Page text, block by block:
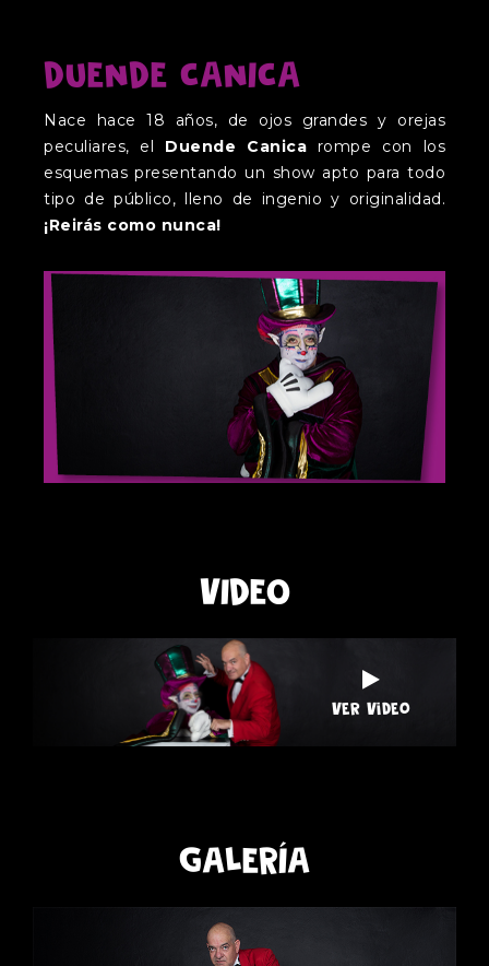
DUENDE CANICA
Nace hace 18 años, de ojos grandes y orejas
peculiares, el Duende Canica rompe con los
esquemas presentando un show apto para todo
tipo de público, lleno de ingenio y originalidad.
¡Reirás como nunca!
VIDEO
Ver Video
GALERÍA